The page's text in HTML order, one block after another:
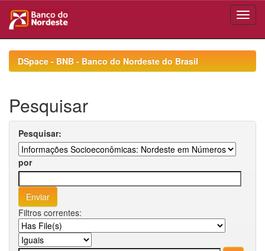
navigationDSpace - BNB - Banco do Nordeste do Brasil
Pesquisar
Pesquisar:
por
Filtros correntes: